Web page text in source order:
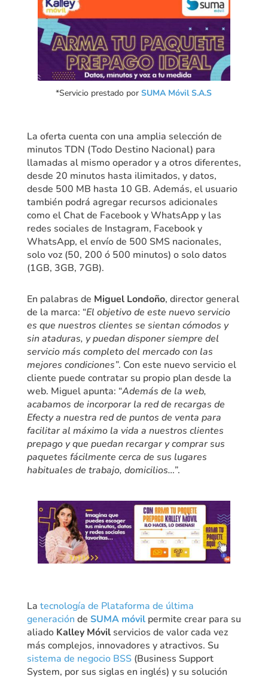
*Servicio prestado porSUMA Móvil S.A.S
La oferta cuenta con una amplia selección de
minutos TDN (Todo Destino Nacional) para
llamadas al mismo operador y a otros diferentes,
desde 20 minutos hasta ilimitados, y datos,
desde 500 MB hasta 10 GB. Además, el usuario
también podrá agregar recursos adicionales
como el Chat de Facebook y WhatsApp y las
redes sociales de Instagram, Facebook y
WhatsApp, el envío de 500 SMS nacionales,
solo voz (50, 200 ó 500 minutos) o solo datos
(1GB, 3GB, 7GB).
En palabras de Miguel Londoño, director general
de la marca: “El objetivo de este nuevo servicio
es que nuestros clientes se sientan cómodos y
sin ataduras, y puedan disponer siempre del
servicio más completo del mercado con las
mejores condiciones”. Con este nuevo servicio el
cliente puede contratar su propio plan desde la
web. Miguel apunta: “Además de la web,
acabamos de incorporar la red de recargas de
Efecty a nuestra red de puntos de venta para
facilitar al máximo la vida a nuestros clientes
prepago y que puedan recargar y comprar sus
paquetes fácilmente cerca de sus lugares
habituales de trabajo, domicilios…”.
La tecnología de Plataforma de última
generación de SUMA móvilpermite crear para su
aliado Kalley Móvilservicios de valor cada vez
más complejos, innovadores y atractivos. Su
sistema de negocio BSS(Business Support
System, por sus siglas en inglés) y su solución